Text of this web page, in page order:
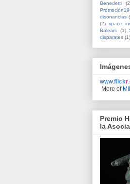
Benedetti
disonancias
(2) space
Balears
(1)
disparates (1)
www.flickr
More of
Premio
la